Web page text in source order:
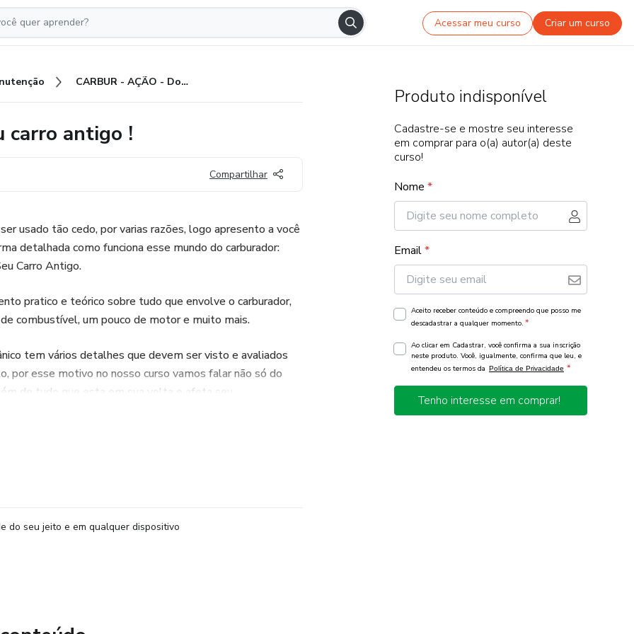
Acessar meu curso Criar um curso
CARBUR - AÇÃO - Domine seu carro antigo !
carro antigo !
Compartilhar
usado tão cedo, por varias razões, logo apresento a você
detalhada como funciona esse mundo do carburador:
Carro Antigo.
pratico e teórico sobre tudo que envolve o carburador,
combustível, um pouco de motor e muito mais.
tem vários detalhes que devem ser visto e avaliados
por esse motivo no nosso curso vamos falar não só do
de tudo que esta em sua volta e afeta seu
tanque de combustível, pressão da linha de
com o seu carburador.
do seu jeito e em qualquer dispositivo
Produto indisponível
Cadastre-se e mostre seu interesse
em comprar para o(a) autor(a) deste
curso!
Nome *
Email*
Aceito receber conteúdo e compreendo que posso me
descadastrar a qualquer momento. *
Ao clicar em Cadastrar, você confirma a sua inscrição
neste produto. Você, igualmente, confirma que leu, e
entendeu os termos da Política de Privacidade *
Tenho interesse em comprar!